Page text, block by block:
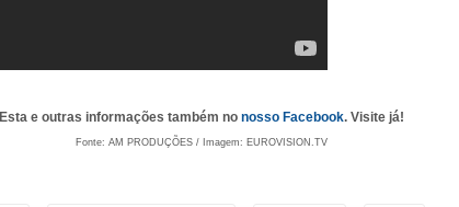
Esta e outras informações também no nosso Facebook. Visite já!
Fonte: AM PRODUÇÕES / Imagem: EUROVISION.TV